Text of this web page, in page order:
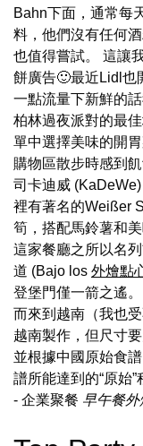
Bahn下面，通常每
料，他們沒有任何
也值得嘗試。 這讓
餅廣告🙂最近Lidl也
一點流量下新鮮的
柏林過夜派對的最
單中選擇美味的開
購物區散步時感到
司卡迪威 (KaDeWe)
裡有著名的Weißer
筍，搭配馬鈴薯和
這家餐廳之所以名
道 (Bajo los 外燴點
登堡門僅一箭之遙
而來到越南（我也
越南製作，但尺寸
並根據中國原始食
譜所能達到的“原始
- 企業聚餐 早午餐外